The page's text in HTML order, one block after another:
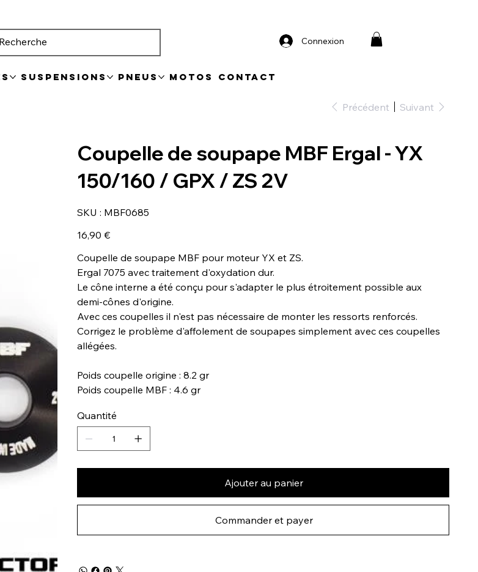
Suspensions Pneus Motos Contact
Connexion
Précédent Suivant
Coupelle de soupape MBF Ergal - YX
150/160 / GPX / ZS 2V
SKU : SKU
MBF0685
MBF0685
Prix
16,90 €
Coupelle de soupape MBF pour moteur YX et ZS.
Ergal 7075 avec traitement d'oxydation dur.
Le cône interne a été conçu pour s'adapter le plus étroitement possible aux
demi-cônes d'origine.
Avec ces coupelles il n'est pas nécessaire de monter les ressorts renforcés.
Corrigez le problème d'affolement de soupapes simplement avec ces coupelles
allégées.
Poids coupelle origine : 8.2 gr
Poids coupelle MBF : 4.6 gr
Quantité
Ajouter au panier
Commander et payer